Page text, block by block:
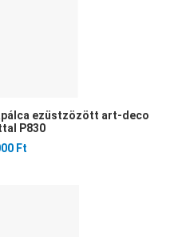
ezüstzözött art-deco
P830
Ft